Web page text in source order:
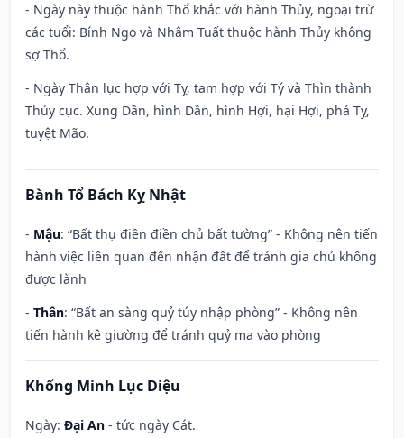
- Ngày này thuộc hành Thổ khắc với hành Thủy, ngoại trừ
các tuổi: Bính Ngọ và Nhâm Tuất thuộc hành Thủy không
sợ Thổ.
- Ngày Thân lục hợp với Tỵ, tam hợp với Tý và Thìn thành
Thủy cục. Xung Dần, hình Dần, hình Hợi, hại Hợi, phá Tỵ,
tuyệt Mão.
Bành Tổ Bách Kỵ Nhật
- Mậu: “Bất thụ điền điền chủ bất tường” - Không nên tiến
hành việc liên quan đến nhận đất để tránh gia chủ không
được lành
- Thân: “Bất an sàng quỷ túy nhập phòng” - Không nên
tiến hành kê giường để tránh quỷ ma vào phòng
Khổng Minh Lục Diệu
Ngày: Đại An - tức ngày Cát.